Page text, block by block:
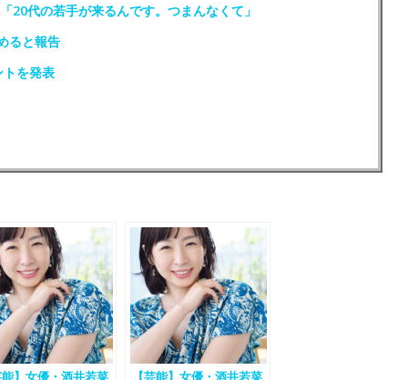
20代の若手が来るんです。つまんなくて」
ると報告
トを発表
能】女優・酒井若菜 【芸能】女優・酒井若菜